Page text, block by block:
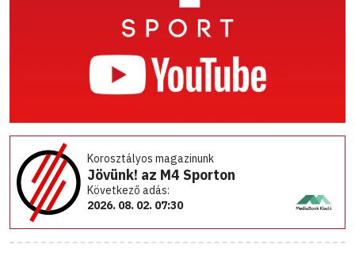
Korosztályos magazinunk
Jövünk! az M4 Sporton
Következő adás:
2026. 08. 02. 07:30